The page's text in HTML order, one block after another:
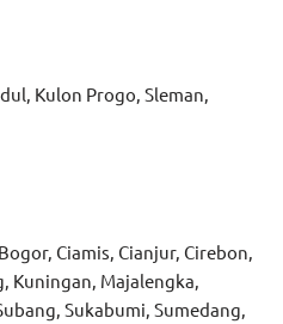
Kulon Progo, Sleman,
Ciamis, Cianjur, Cirebon,
Kuningan, Majalengka,
Sukabumi, Sumedang,